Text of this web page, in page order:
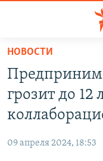
Вернуться
основному
содержанию
Вернутся
главной
навигации
СПЕЦПРОЕКТЫ
11 ЛЕТ ОККУПАЦИИ
ВОДА
ЕЩЕ
НОВОСТИ
грозит до 12
09 апреля 2024, 18:53